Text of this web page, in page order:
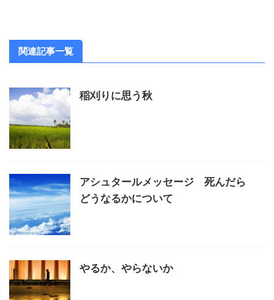
関連記事一覧
稲刈りに思う秋
アシュタールメッセージ 死んだら
どうなるかについて
やるか、やらないか